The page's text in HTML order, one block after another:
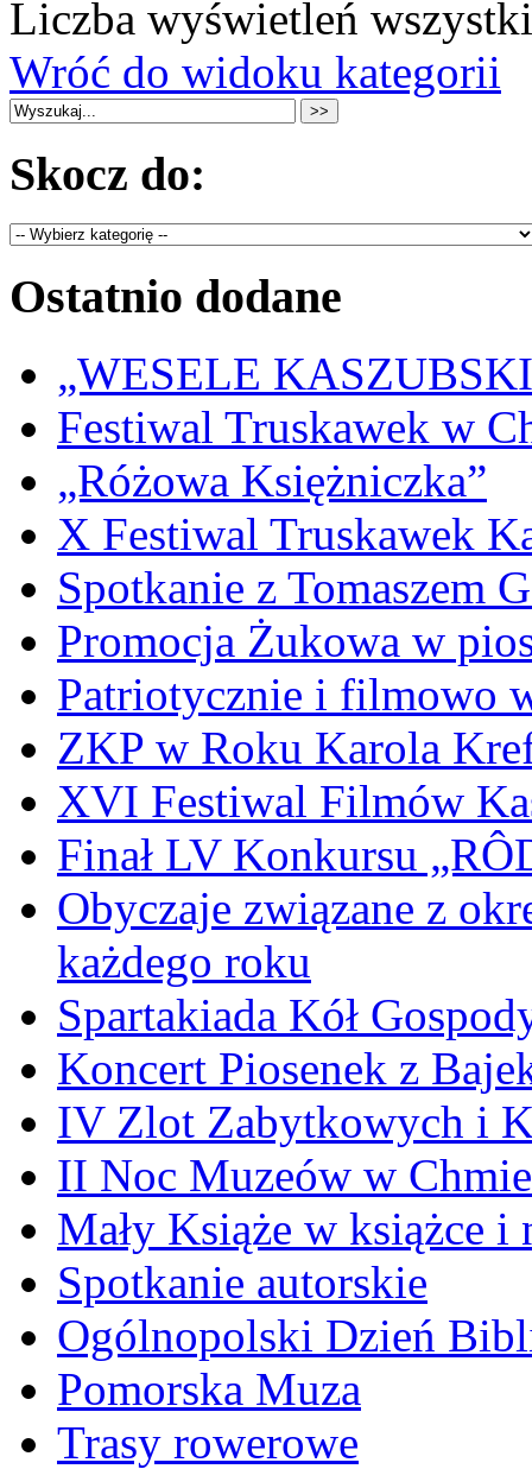
Liczba wyświetleń
Wróć do widoku kategorii
Skocz do:
Ostatnio dodane
„WESELE
Festiwal Truskawek w
„Różowa Księżniczka”
X Festiwal Truskawek
Spotkanie z Tomaszem
Promocja Żukowa w
Patriotycznie i filmowo
ZKP w Roku Karola
XVI Festiwal Filmów
Finał LV Konkursu
Obyczaje związane z
każdego roku
Spartakiada Kół
Koncert Piosenek z
IV Zlot Zabytkowych i
II Noc Muzeów w
Mały Książe w książce i
Spotkanie autorskie
Ogólnopolski Dzień
Pomorska Muza
Trasy rowerowe